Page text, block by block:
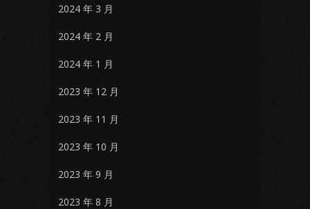
2024 年 3 月
2024 年 2 月
2024 年 1 月
2023 年 12 月
2023 年 11 月
2023 年 10 月
2023 年 9 月
2023 年 8 月